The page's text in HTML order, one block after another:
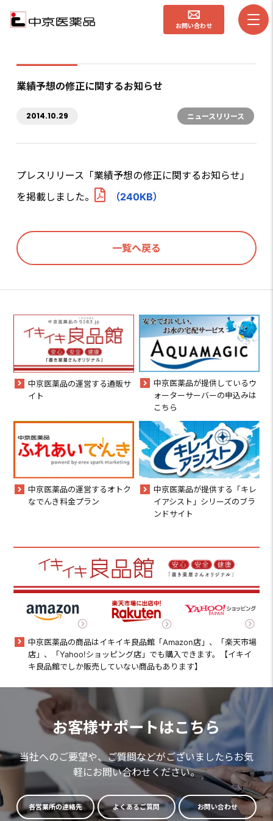
お問い合わせ
業績予想の修正に関するお知らせ
2014.10.29 ニュースリリース
プレスリリース「業績予想の修正に関するお知らせ」
を掲載しました。
（240KB）
一覧へ戻る
中京医薬品の運営する通販サ
イト
中京医薬品が提供しているウ
ォーターサーバーの申込みは
こちら
中京医薬品の運営するオトク
なでんき料金プラン
中京医薬品が提供する「キレ
イアシスト」シリーズのブラ
ンドサイト
中京医薬品の商品はイキイキ良品館「Amazon店」、「楽天市場
店」、「Yahoo!ショッピング店」でも購入できます。【イキイ
キ良品館でしか販売していない商品もあります】
お客様サポートはこちら
当社へのご要望や、ご質問などがございましたらお気
軽にお問い合わせください。
各営業所の連絡先 よくあるご質問 お問い合わせ